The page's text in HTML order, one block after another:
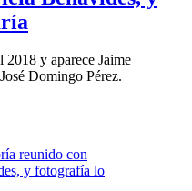
y aparece Jaime
Domingo Pérez.